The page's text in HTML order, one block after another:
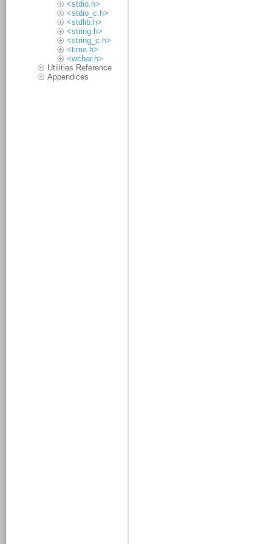
<stdio.h>
<stdio_c.h>
<stdlib.h>
<string.h>
<string_c.h>
<time.h>
<wchar.h>
Utilities Reference
Appendices